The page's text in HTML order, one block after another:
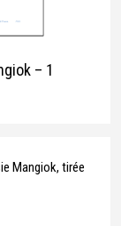
– 1
Mangiok, tirée